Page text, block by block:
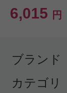
6,015 円
ブランド
カテゴリ